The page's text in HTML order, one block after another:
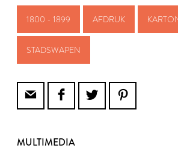
1800 - 1899 AFDRUK
STADSWAPEN
MULTIMEDIA